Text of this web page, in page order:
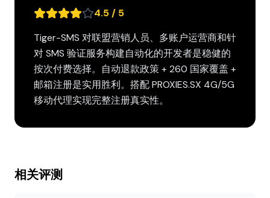
4.5 / 5
Tiger-SMS 对联盟营销人员、多账户运营商和针
对 SMS 验证服务构建自动化的开发者是稳健的
按次付费选择。自动退款政策 + 260 国家覆盖 +
邮箱注册是实用胜利。搭配 PROXIES.SX 4G/5G
移动代理实现完整注册真实性。
相关评测